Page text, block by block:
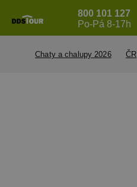
800 101 127
Po-Pá 8-17h
Chaty a chalupy 2026 ČR